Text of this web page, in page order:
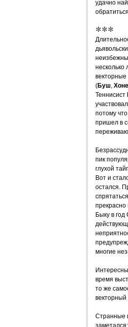
удачно
***
несколько
(Буш,
Теннисист
потому
пришел в
пик
глухой
Вот и
остался.
прекрасно
Быку в
многие
время
то же
векторный
Странные